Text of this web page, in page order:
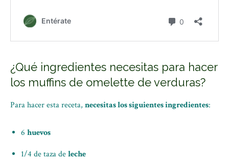
¿Qué ingredientes necesitas para hacer
los muffins de omelette de verduras?
Para hacer esta receta, necesitas los siguientes ingredientes:
6 huevos
1/4 de taza deleche